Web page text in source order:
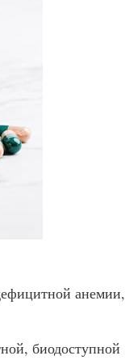
анемии,
биодоступной